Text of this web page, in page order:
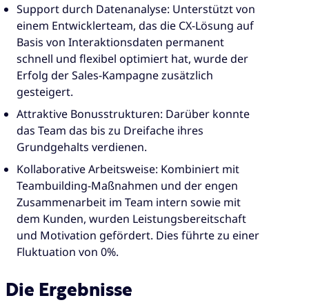
Support durch Datenanalyse: Unterstützt von
einem Entwicklerteam, das die CX-Lösung auf
Basis von Interaktionsdaten permanent
schnell und flexibel optimiert hat, wurde der
Erfolg der Sales-Kampagne zusätzlich
gesteigert.
Attraktive Bonusstrukturen: Darüber konnte
das Team das bis zu Dreifache ihres
Grundgehalts verdienen.
Kollaborative Arbeitsweise: Kombiniert mit
Teambuilding-Maßnahmen und der engen
Zusammenarbeit im Team intern sowie mit
dem Kunden, wurden Leistungsbereitschaft
und Motivation gefördert. Dies führte zu einer
Fluktuation von 0%.
Die Ergebnisse